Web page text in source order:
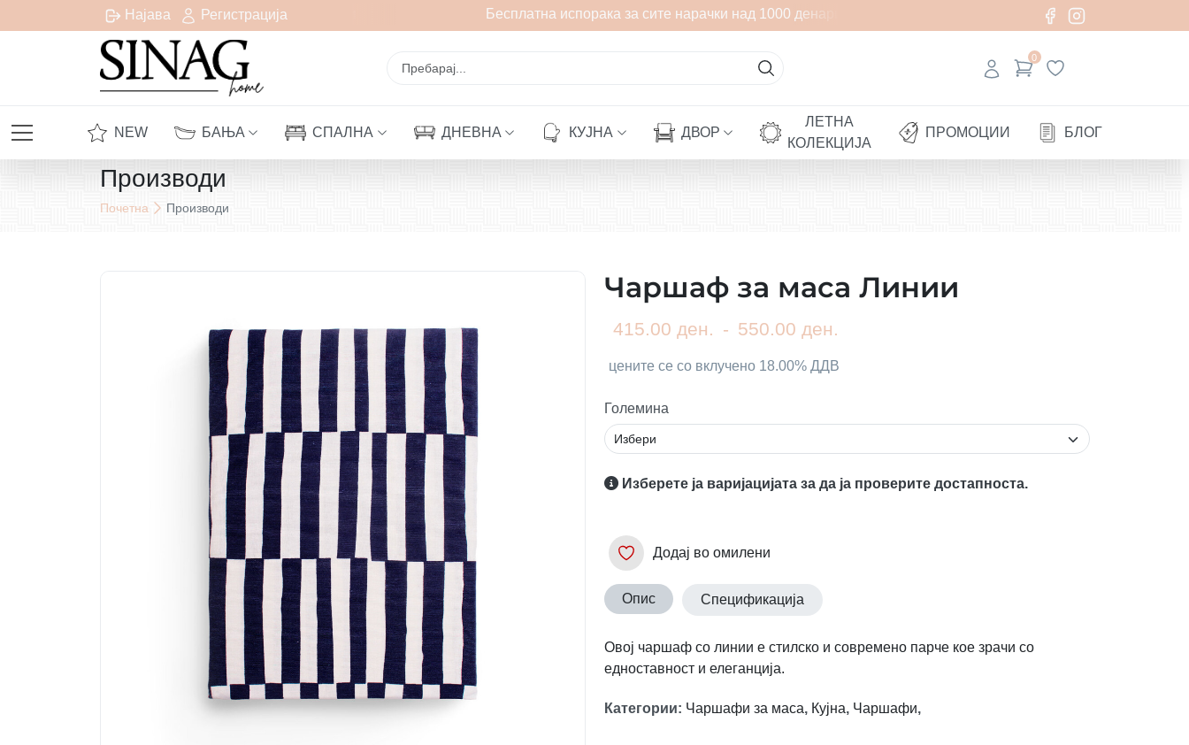
Најава Регистрација
испорака за сите нарачки над 1000 денари Бесплатна испорака за сите нарачки над 1000 денари
0
NEW БАЊА СПАЛНА ДНЕВНА КУЈНА ДВОР
ЛЕТНА
КОЛЕКЦИЈА
ПРОМОЦИИ БЛОГ
Производи
Почетна Производи
Чаршаф за маса Линии
415.00 ден. - 550.00 ден.
цените се со вклучено 18.00% ДДВ
Големина
Изберете ја варијацијата за да ја проверите достапноста.
Додај во омилени
Опис Спецификација
Овој чаршаф со линии е стилско и современо парче кое зрачи со
едноставност и елеганција.
Категории: Чаршафи за маса, Кујна, Чаршафи,